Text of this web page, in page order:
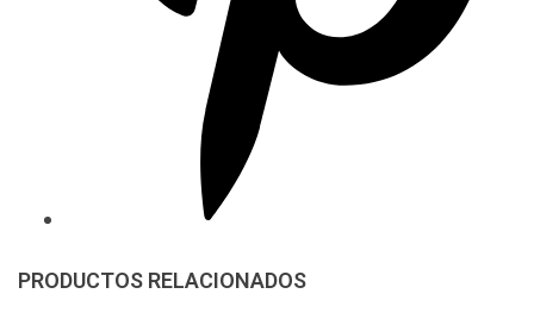
PRODUCTOS RELACIONADOS